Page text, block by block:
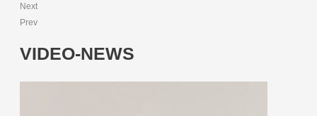
Next
Prev
VIDEO-NEWS